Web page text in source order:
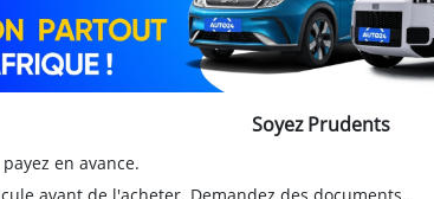
Soyez Prudents
en avance.